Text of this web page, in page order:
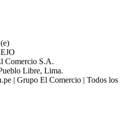
Comercio S.A.
Libre, Lima.
| Grupo El Comercio | Todos los